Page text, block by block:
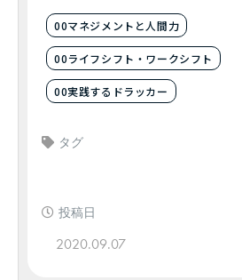
00マネジメントと人間力
00ライフシフト・ワークシフト
00実践するドラッカー
タグ
投稿日
2020.09.07